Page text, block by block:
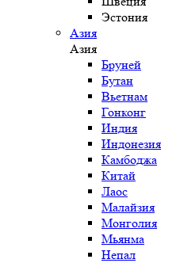
Эстония
Азия
Азия
Бруней
Бутан
Вьетнам
Гонконг
Индия
Индонезия
Камбоджа
Китай
Лаос
Малайзия
Монголия
Мьянма
Непал